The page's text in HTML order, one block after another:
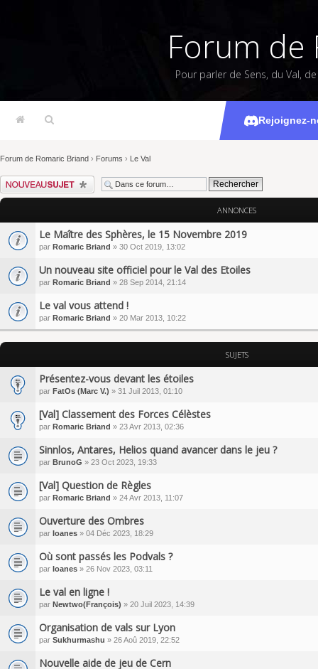
Forum de
Pour parler de Sens, du Val,
Rejoignez-
Forum de Romaric Briand › Forums › Le Val
Écrire un nouveau sujet
ANNONCES
Le Maître des Sphères, le 15 Novembre 2019
par Romaric Briand » 30 Oct 2019, 13:02
Un nouveau site officiel pour le Val des Etoiles
par Romaric Briand » 28 Sep 2014, 21:14
Le val vous attend !
par Romaric Briand » 20 Mar 2013, 10:22
SUJETS
Présentez-vous devant les étoiles
par FatOs (Marc V.) » 31 Juil 2013, 01:10
[Val] Classement des Forces Célèstes
par Romaric Briand » 23 Avr 2013, 02:36
Sinnlos, Antares, Helios quand avancer dans le jeu ?
par BrunoG » 23 Oct 2023, 19:33
[Val] Question de Règles
par Romaric Briand » 24 Avr 2013, 11:07
Ouverture des Ombres
par Ioanes » 04 Déc 2023, 18:29
Où sont passés les Podvals ?
par Ioanes » 26 Nov 2023, 03:11
Le val en ligne !
par Newtwo(François) » 20 Juil 2023, 14:39
Organisation de vals sur Lyon
par Sukhurmashu » 26 Aoû 2019, 22:52
Nouvelle aide de jeu de Cern